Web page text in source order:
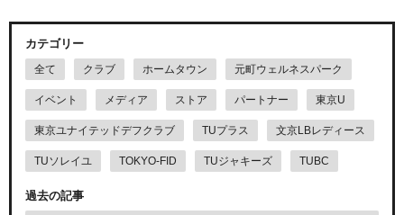
カテゴリー
全て クラブ ホームタウン 元町ウェルネスパーク
イベント メディア ストア パートナー 東京U
東京ユナイテッドデフクラブ TUプラス 文京LBレディース
TUソレイユ TOKYO-FID TUジャキーズ TUBC
過去の記事